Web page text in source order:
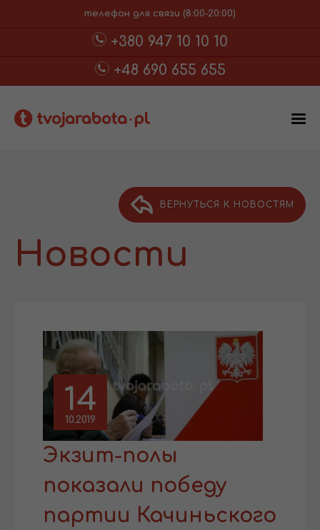
телефон для связи (8:00-20:00)
+380 947 10 10 10
+48 690 655 655
ВЕРНУТЬСЯ К НОВОСТЯМ
Новости
14
10.2019
Экзит-полы
показали победу
партии Качиньского